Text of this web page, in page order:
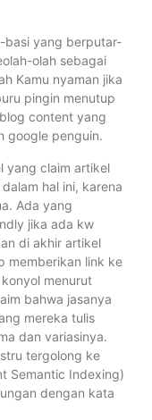
basi yang berputar-
olah sebagai
Kamu nyaman jika
pingin menutup
content yang
google penguin.
yang claim artikel
hal ini, karena
Ada yang
jika ada kw
di akhir artikel
memberikan link ke
menurut
bahwa jasanya
mereka tulis
dan variasinya.
tergolong ke
Semantic Indexing)
dengan kata